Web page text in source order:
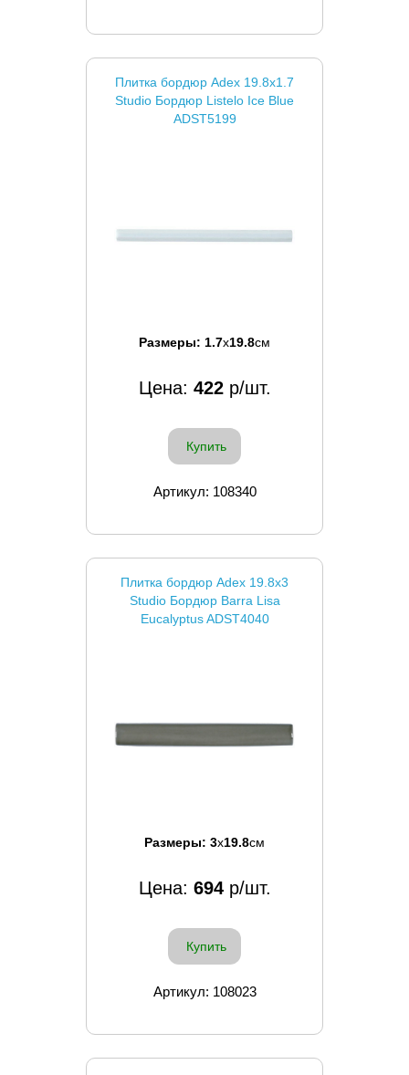
Плитка бордюр Adex 19.8x1.7
Studio Бордюр Listelo Ice Blue
ADST5199
Размеры: 1.7x19.8см
Цена: 422р/шт.
Купить
Артикул: 108340
Плитка бордюр Adex 19.8x3
Studio Бордюр Barra Lisa
Eucalyptus ADST4040
Размеры: 3x19.8см
Цена: 694р/шт.
Купить
Артикул: 108023